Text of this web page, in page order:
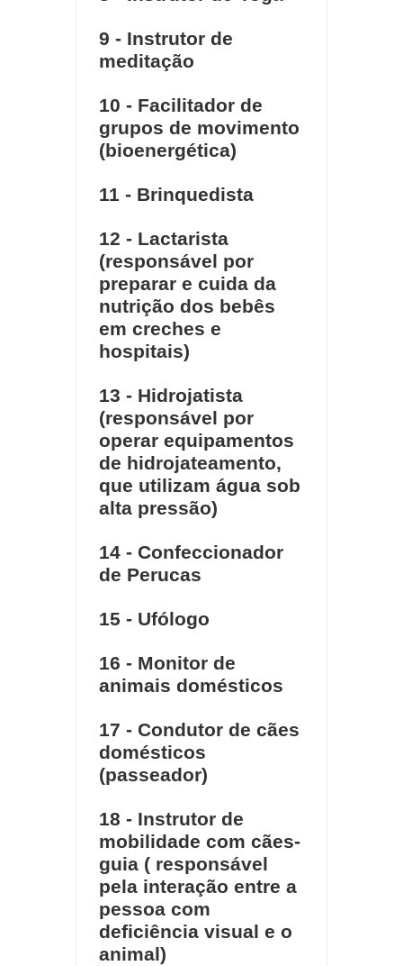
9 - Instrutor de
meditação
10 - Facilitador de
grupos de movimento
(bioenergética)
11 - Brinquedista
12 - Lactarista
(responsável por
preparar e cuida da
nutrição dos bebês
em creches e
hospitais)
13 - Hidrojatista
(responsável por
operar equipamentos
de hidrojateamento,
que utilizam água sob
alta pressão)
14 - Confeccionador
de Perucas
15 - Ufólogo
16 - Monitor de
animais domésticos
17 - Condutor de cães
domésticos
(passeador)
18 - Instrutor de
mobilidade com cães-
guia ( responsável
pela interação entre a
pessoa com
deficiência visual e o
animal)